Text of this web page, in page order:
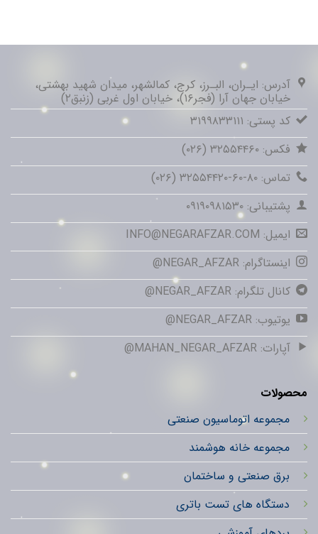
آدرس: ایـران، البـرز، کرج، کمالشهر، میدان شهید بهشتی،
خیابان جهان آرا (فجر۱۶)، خیابان اول غربی (زنبق۲)
کد پستی: ۳۱۹۹۸۳۳۱۱۱
فکس: ۳۲۵۵۴۴۶۰ (۰۲۶)
تماس: ۸۰-۶۰-۳۲۵۵۴۴۲۰ (۰۲۶)
پشتیبانی: ۰۹۱۹۰۹۸۱۵۳۰
ایمیل: INFO@NEGARAFZAR.COM
اینستاگرام: NEGAR_AFZAR@
کانال تلگرام: NEGAR_AFZAR@
یوتیوب: NEGAR_AFZAR@
آپارات: MAHAN_NEGAR_AFZAR@
محصولات
مجموعه اتوماسیون صنعتی
مجموعه خانه هوشمند
برق صنعتی و ساختمان
دستگاه های تست باتری